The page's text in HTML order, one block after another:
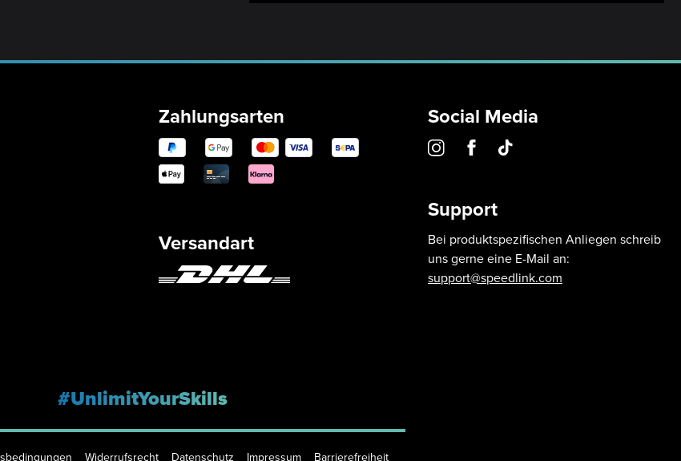
Zahlungsarten
Versandart
Social Media
Support
Bei produktspezifischen Anliegen schreib
uns gerne eine E-Mail an:
support@speedlink.com
#UnlimitYourSkills
Widerrufsrecht Datenschutz Impressum Barrierefreiheit